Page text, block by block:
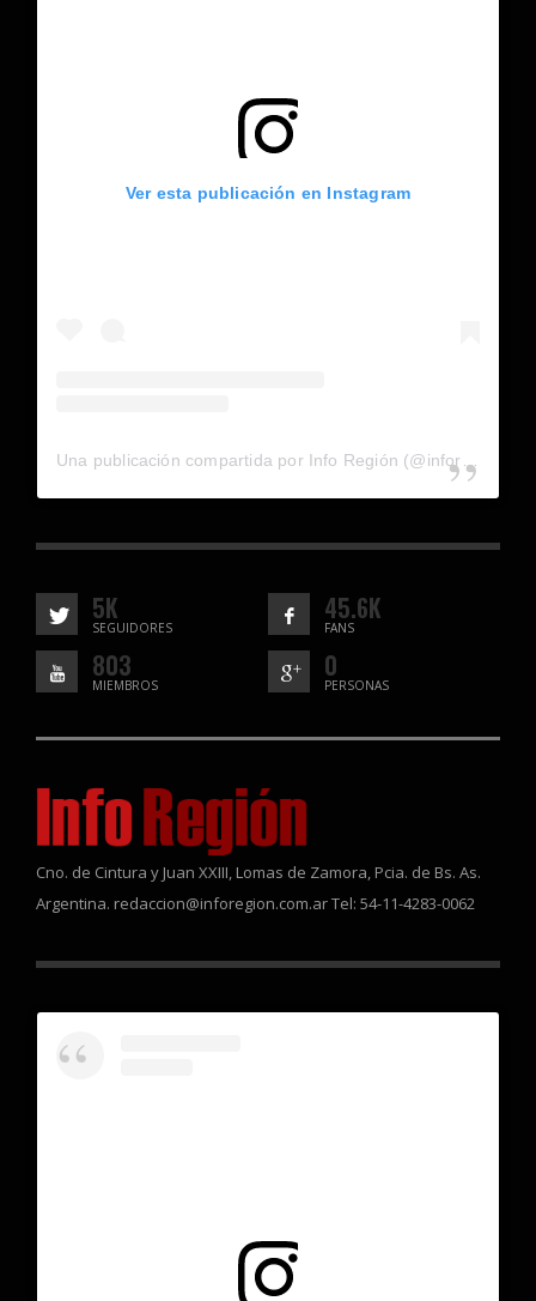
Ver esta publicación en Instagram
Una publicación compartida por Info Región (@inforegion_redes)
5K
SEGUIDORES
45.6K
FANS
803
MIEMBROS
0
PERSONAS
Cno. de Cintura y Juan XXIII, Lomas de Zamora, Pcia. de Bs. As.
Argentina. redaccion@inforegion.com.ar Tel: 54-11-4283-0062